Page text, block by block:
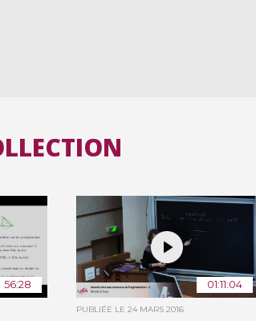
56:28 01:11:04
PUBLIÉE LE 24 MARS 2016